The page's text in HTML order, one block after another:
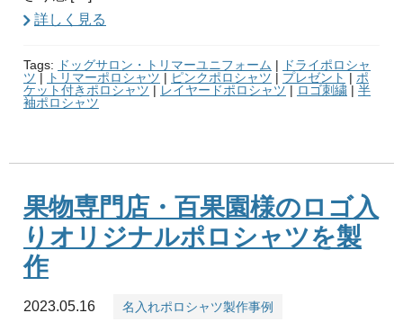
詳しく見る
Tags: ドッグサロン・トリマーユニフォーム |
ドライポロシャ
ツ | トリマーポロシャツ | ピンクポロシャツ | プレゼント | ポ
ケット付きポロシャツ | レイヤードポロシャツ | ロゴ刺繍 | 半
袖ポロシャツ
果物専門店・百果園様のロゴ入
りオリジナルポロシャツを製
作
2023.05.16 名入れポロシャツ製作事例